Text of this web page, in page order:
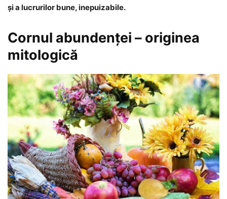
şi a lucrurilor bune, inepuizabile.
Cornul abundenţei – originea
mitologică